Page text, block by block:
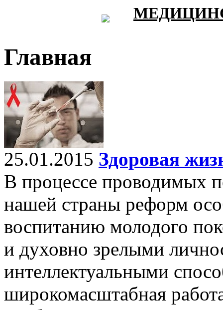
Главная
25.01.2015 Здоровая
В процессе проводимых
нашей страны реформ
воспитанию молодого
и духовно зрелыми
интеллектуальными
широкомасштабная